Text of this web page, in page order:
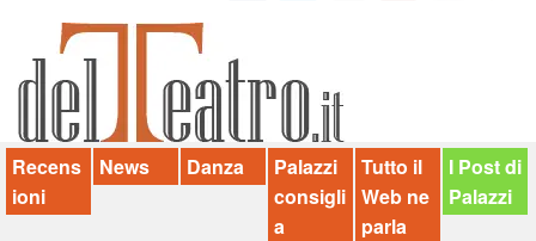
News
Palazzi consiglia
Video
Chi siamo
Recens
ioni
News Danza
Palazzi
consigli
a
Tutto il
Web ne
parla
I Post di
Palazzi